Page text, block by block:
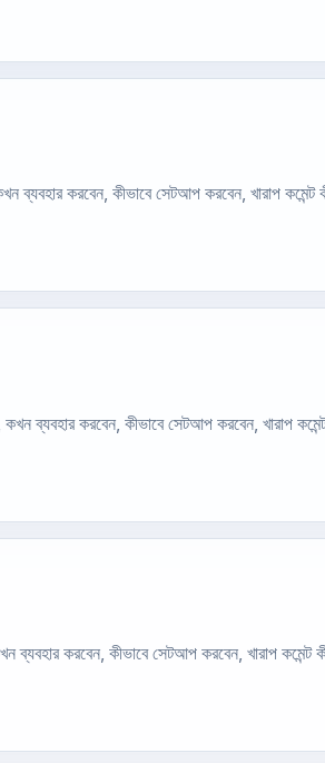
করবেন, কীভাবে সেটআপ করবেন, খারাপ কমেন্ট
ব্যবহার করবেন, কীভাবে সেটআপ করবেন, খারাপ
করবেন, কীভাবে সেটআপ করবেন, খারাপ কমেন্ট